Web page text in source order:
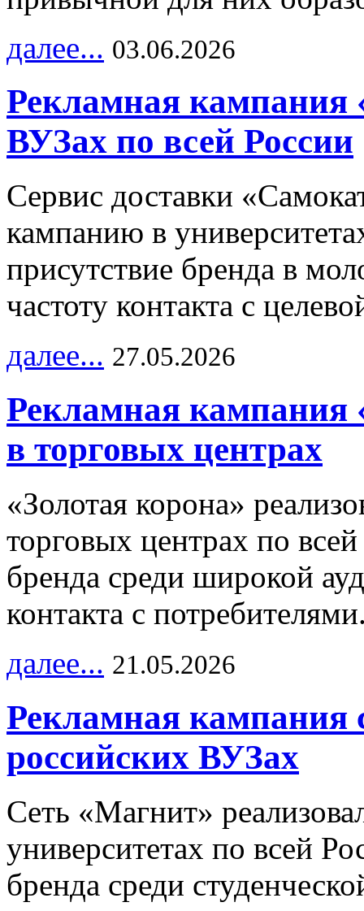
далее... 03.06.2026
Рекламная кампания
ВУЗах по всей России
Сервис доставки
кампанию в
присутствие бренда в
частоту контакта с
далее... 27.05.2026
Рекламная кампания
в торговых центрах
«Золотая корона»
торговых центрах по
бренда среди широкой
контакта с
далее... 21.05.2026
Рекламная кампания
российских ВУЗах
Сеть «Магнит»
университетах по всей
бренда среди